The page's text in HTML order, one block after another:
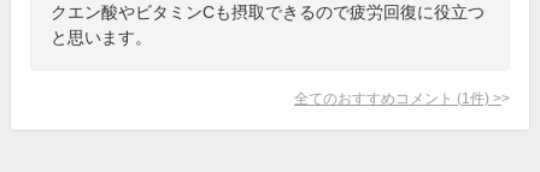
クエン酸やビタミンCも摂取できるので疲労回復に役立つ
と思います。
全てのおすすめコメント (1 件) >